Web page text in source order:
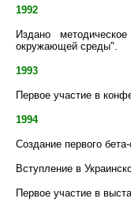
1992
Издано
окружающей среды".
1993
Первое участие в
1994
Создание первого
Вступление в
Первое участие в